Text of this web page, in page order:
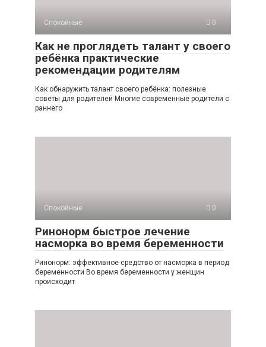
Спокойные 0
Как не проглядеть талант у своего
ребёнка практические
рекомендации родителям
Как обнаружить талант своего ребёнка: полезные
советы для родителей Многие современные родители с
раннего
Спокойные 0
Ринонорм быстрое лечение
насморка во время беременности
Ринонорм: эффективное средство от насморка в период
беременности Во время беременности у женщин
происходит